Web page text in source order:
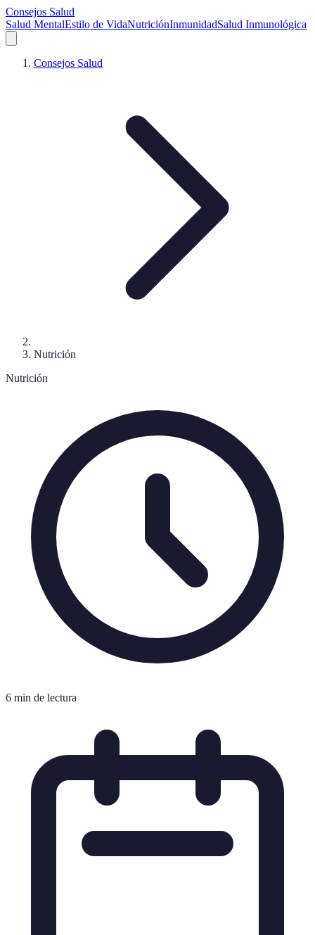
Consejos Salud
Salud MentalEstilo de VidaNutriciónInmunidadSalud Inmunológica
Consejos Salud
Nutrición
Nutrición
6 min de lectura